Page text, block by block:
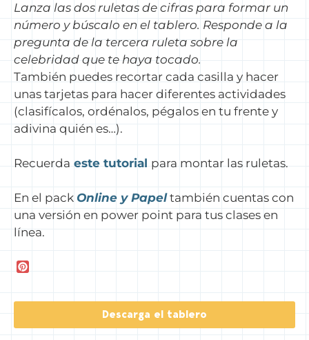
Lanza las dos ruletas de cifras para formar un
número y búscalo en el tablero. Responde a la
pregunta de la tercera ruleta sobre la
celebridad que te haya tocado.
También puedes recortar cada casilla y hacer
unas tarjetas para hacer diferentes actividades
(clasifícalos, ordénalos, pégalos en tu frente y
adivina quién es…).
Recuerda este tutorial para montar las ruletas.
En el pack Online y Papeltambién cuentas con
una versión en power point para tus clases en
línea.
t
r
Descarga el tablero